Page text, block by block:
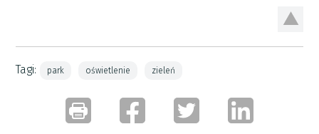
Tagi: park oświetlenie zieleń